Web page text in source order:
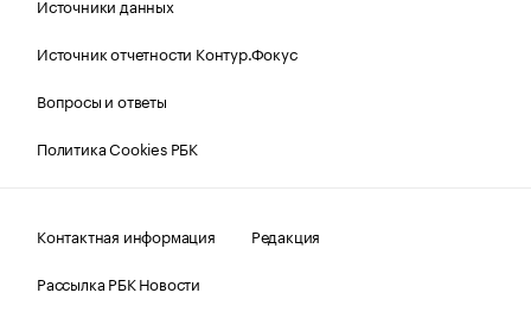
Источники данных
Источник отчетности Контур.Фокус
Вопросы и ответы
Политика Cookies РБК
Контактная информация
Редакция
Рассылка РБК Новости